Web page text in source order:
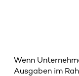
Wenn
Ausgaben im